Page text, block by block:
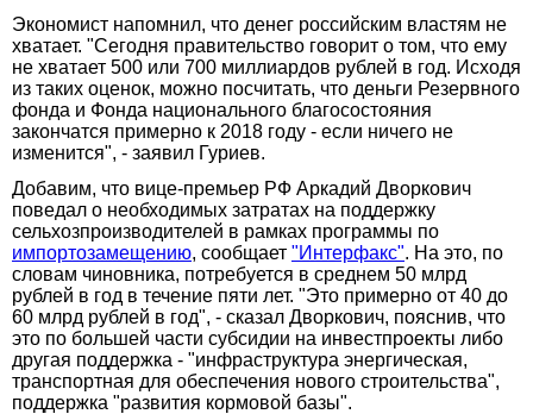
Экономист напомнил, что денег российским властям не
хватает. "Сегодня правительство говорит о том, что ему
не хватает 500 или 700 миллиардов рублей в год. Исходя
из таких оценок, можно посчитать, что деньги Резервного
фонда и Фонда национального благосостояния
закончатся примерно к 2018 году - если ничего не
изменится", - заявил Гуриев.
Добавим, что вице-премьер РФ Аркадий Дворкович
поведал о необходимых затратах на поддержку
сельхозпроизводителей в рамках программы по
импортозамещению, сообщает "Интерфакс". На это, по
словам чиновника, потребуется в среднем 50 млрд
рублей в год в течение пяти лет. "Это примерно от 40 до
60 млрд рублей в год", - сказал Дворкович, пояснив, что
это по большей части субсидии на инвестпроекты либо
другая поддержка - "инфраструктура энергическая,
транспортная для обеспечения нового строительства",
поддержка "развития кормовой базы".